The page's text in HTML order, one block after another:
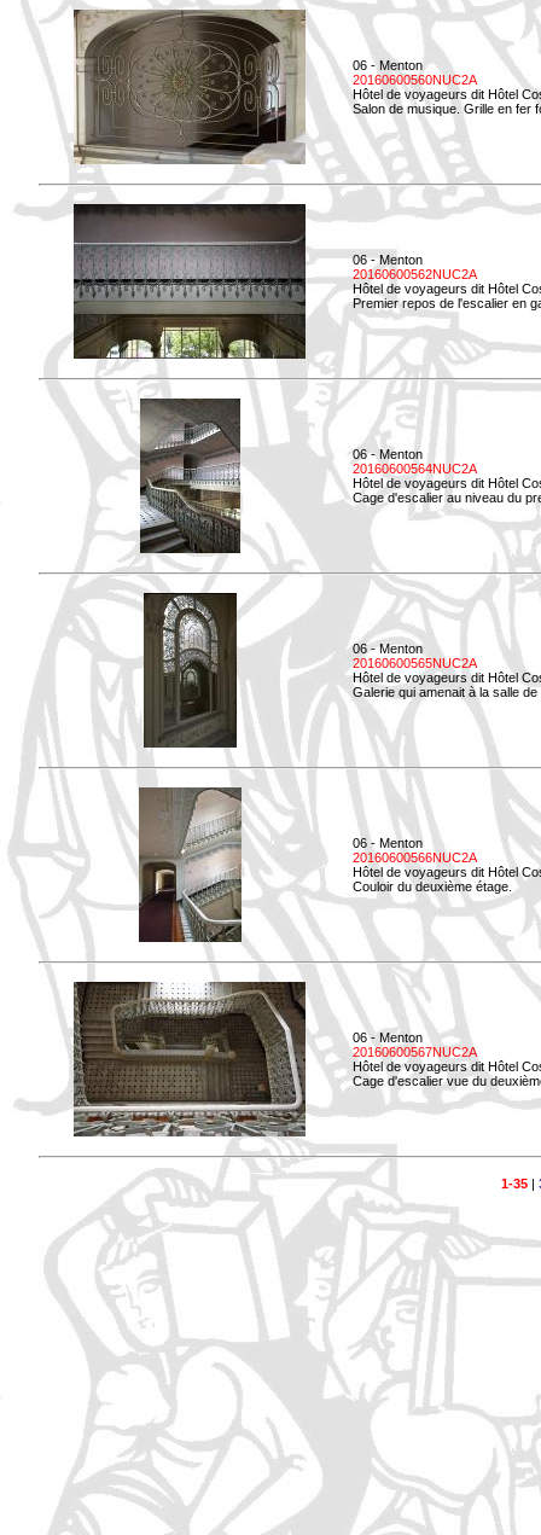
06 - Menton
20160600560NUC2A
Hôtel de voyageurs dit Hôtel
Salon de musique. Grille en fer
06 - Menton
20160600562NUC2A
Hôtel de voyageurs dit Hôtel
Premier repos de l'escalier en
06 - Menton
20160600564NUC2A
Hôtel de voyageurs dit Hôtel
Cage d'escalier au niveau du
06 - Menton
20160600565NUC2A
Hôtel de voyageurs dit Hôtel
Galerie qui amenait à la salle
06 - Menton
20160600566NUC2A
Hôtel de voyageurs dit Hôtel
Couloir du deuxième étage.
06 - Menton
20160600567NUC2A
Hôtel de voyageurs dit Hôtel
Cage d'escalier vue du
1-35|